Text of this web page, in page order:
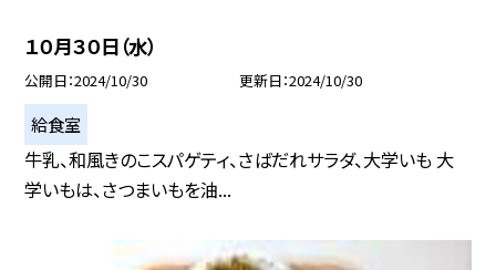
１０月３０日（水）
公開日 2024/10/30 更新日 2024/10/30
給食室
牛乳、和風きのこスパゲティ、さばだれサラダ、大学いも 大
学いもは、さつまいもを油...